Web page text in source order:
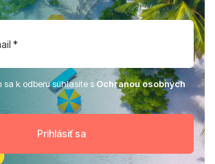
sa k odberu súhlasíte sOchranou osobných